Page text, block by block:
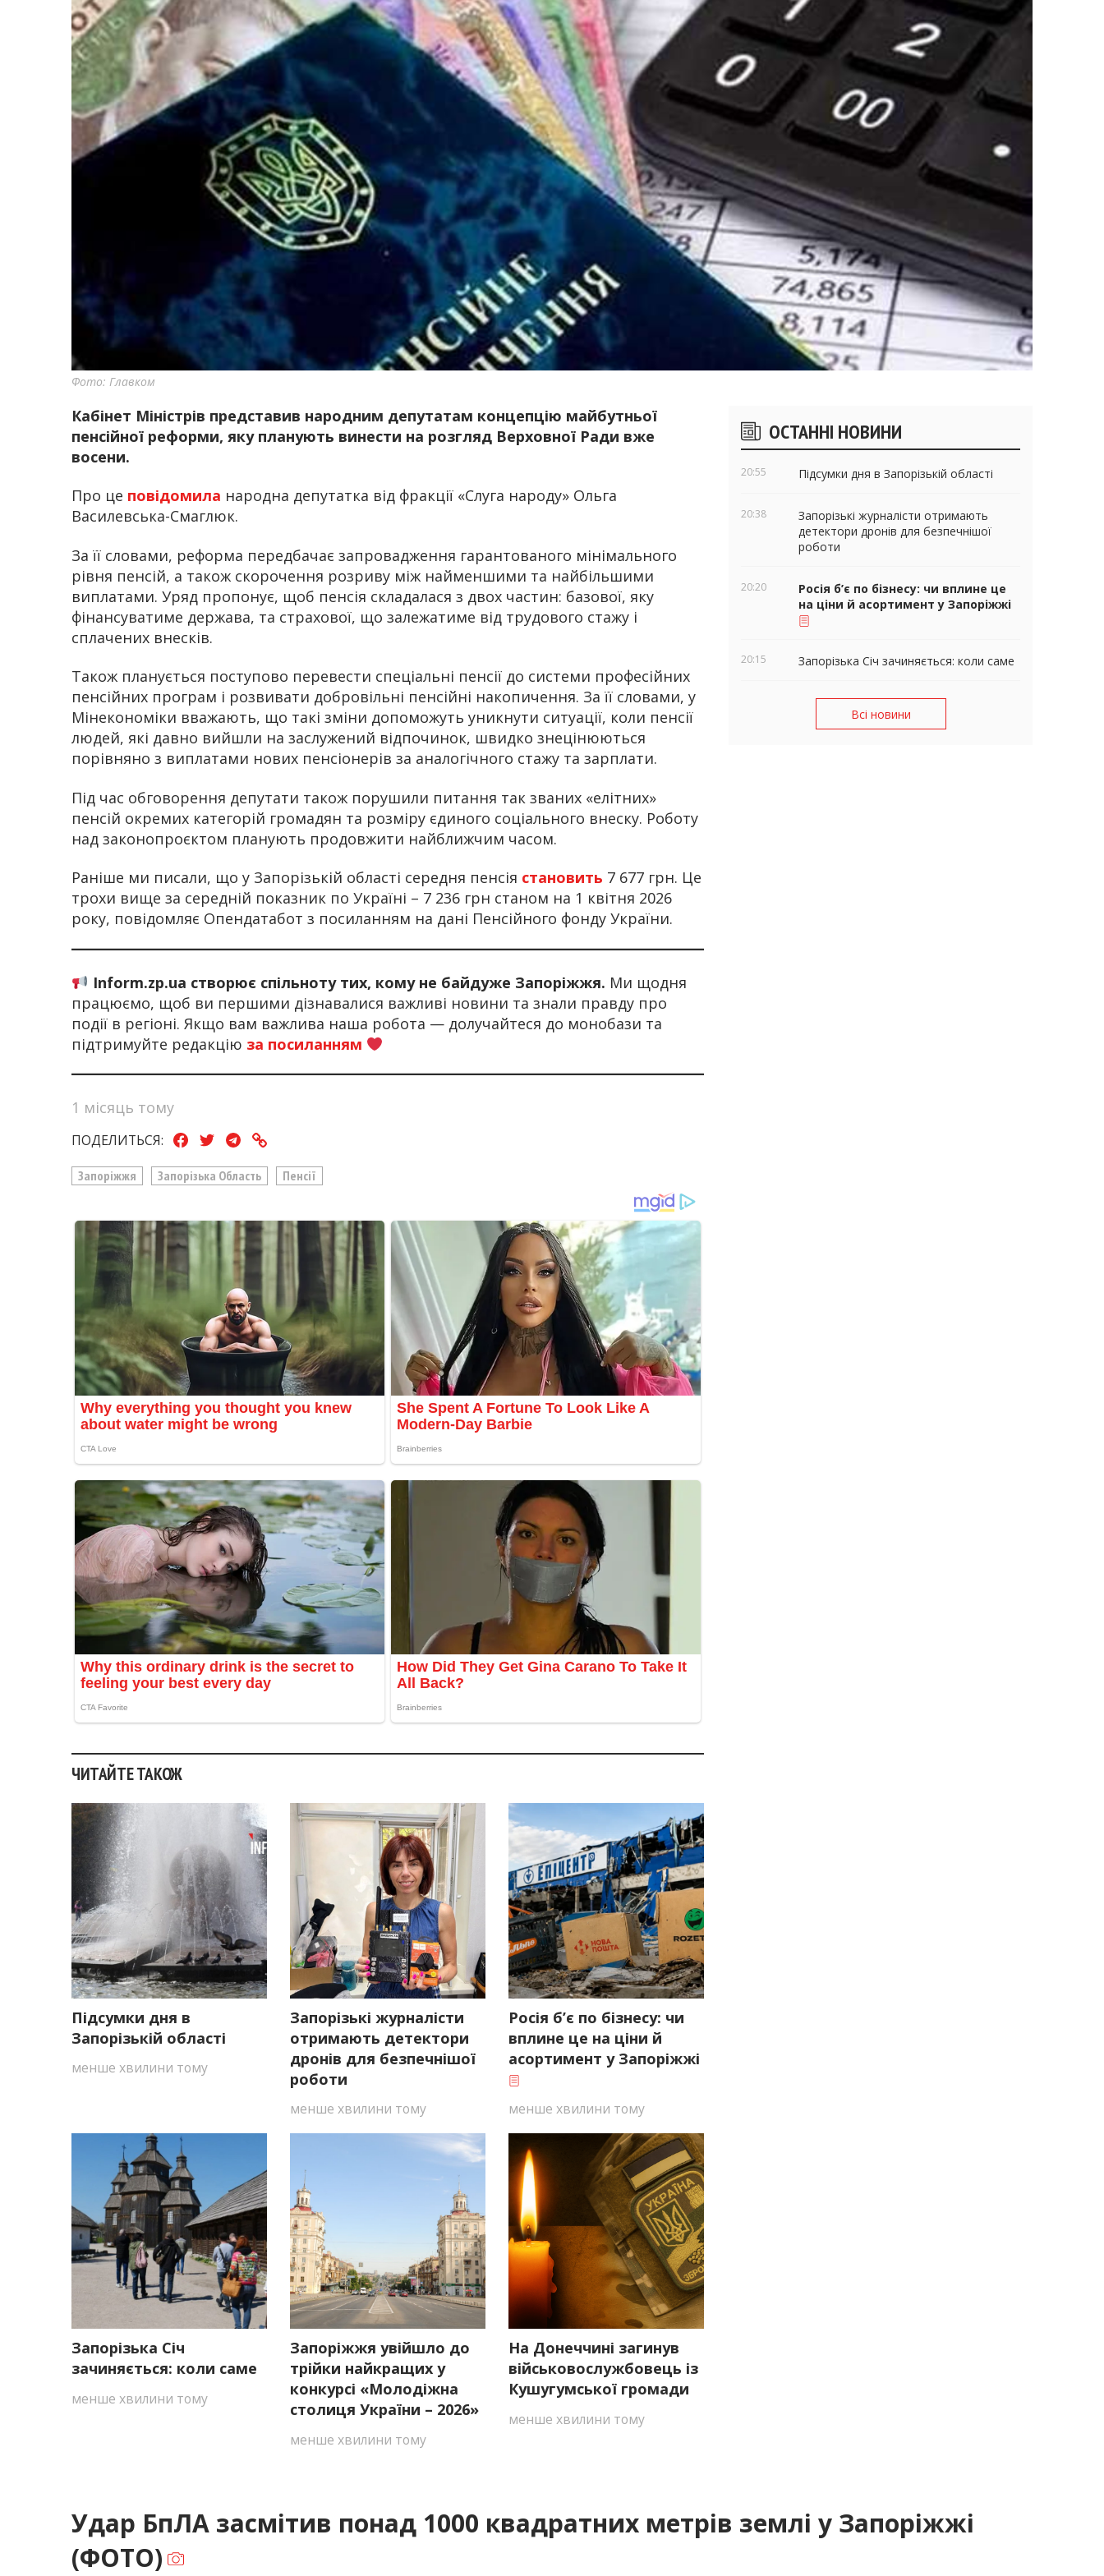
Фото: Главком
Кабінет Міністрів представив народним депутатам концепцію майбутньої
пенсійної реформи, яку планують винести на розгляд Верховної Ради вже
восени.
Про це повідомила народна депутатка від фракції «Слуга народу» Ольга
Василевська-Смаглюк.
За її словами, реформа передбачає запровадження гарантованого мінімального
рівня пенсій, а також скорочення розриву між найменшими та найбільшими
виплатами. Уряд пропонує, щоб пенсія складалася з двох частин: базової, яку
фінансуватиме держава, та страхової, що залежатиме від трудового стажу і
сплачених внесків.
Також планується поступово перевести спеціальні пенсії до системи професійних
пенсійних програм і розвивати добровільні пенсійні накопичення. За її словами, у
Мінекономіки вважають, що такі зміни допоможуть уникнути ситуації, коли пенсії
людей, які давно вийшли на заслужений відпочинок, швидко знецінюються
порівняно з виплатами нових пенсіонерів за аналогічного стажу та зарплати.
Під час обговорення депутати також порушили питання так званих «елітних»
пенсій окремих категорій громадян та розміру єдиного соціального внеску. Роботу
над законопроєктом планують продовжити найближчим часом.
Раніше ми писали, що у Запорізькій області середня пенсія становить 7 677 грн. Це
трохи вище за середній показник по Україні – 7 236 грн станом на 1 квітня 2026
року, повідомляє Опендатабот з посиланням на дані Пенсійного фонду України.
Inform.zp.ua створює спільноту тих, кому не байдуже Запоріжжя. Ми щодня
працюємо, щоб ви першими дізнавалися важливі новини та знали правду про
події в регіоні. Якщо вам важлива наша робота — долучайтеся до монобази та
підтримуйте редакцію за посиланням
1 місяць тому
ПОДЕЛИТЬСЯ:
Запоріжжя Запорізька Область Пенсії
ЧИТАЙТЕ ТАКОЖ
Підсумки дня в
Запорізькій області
менше хвилини тому
Запорізькі журналісти
отримають детектори
дронів для безпечнішої
роботи
менше хвилини тому
Росія б’є по бізнесу: чи
вплине це на ціни й
асортимент у Запоріжжі
менше хвилини тому
Запорізька Січ
зачиняється: коли саме
менше хвилини тому
Запоріжжя увійшло до
трійки найкращих у
конкурсі «Молодіжна
столиця України – 2026»
менше хвилини тому
На Донеччині загинув
військовослужбовець із
Кушугумської громади
менше хвилини тому
Бічні
віджети
ОСТАННІ НОВИНИ
20:55 Підсумки дня в Запорізькій області
20:38
Запорізькі журналісти отримають
детектори дронів для безпечнішої
роботи
20:20
Росія б’є по бізнесу: чи вплине це
на ціни й асортимент у Запоріжжі
20:15 Запорізька Січ зачиняється: коли саме
Всі новини
Удар БпЛА засмітив понад 1000 квадратних метрів землі у Запоріжжі
(ФОТО)